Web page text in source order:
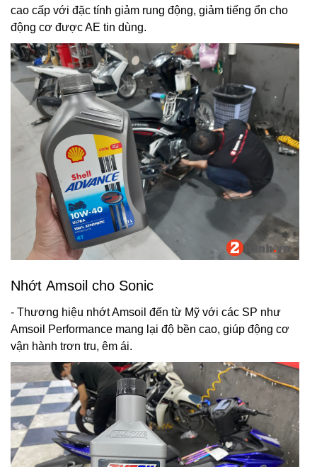
cao cấp với đặc tính giảm rung động, giảm tiếng ổn cho
động cơ được AE tin dùng.
Nhớt Amsoil cho Sonic
- Thương hiệu nhớt Amsoil đến từ Mỹ với các SP như
Amsoil Performance mang lại độ bền cao, giúp động cơ
vận hành trơn tru, êm ái.